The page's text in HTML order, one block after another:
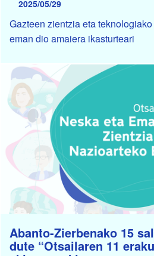
2025/05/29
Gazteen zientzia eta
eman dio amaiera ikasturteari
Abanto-Zierbenako 15
dute “Otsailaren 11